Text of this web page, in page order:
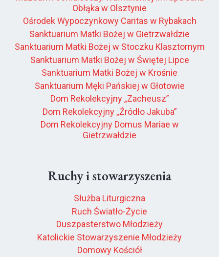
Obłąka w Olsztynie
Ośrodek Wypoczynkowy Caritas w Rybakach
Sanktuarium Matki Bożej w Gietrzwałdzie
Sanktuarium Matki Bożej w Stoczku Klasztornym
Sanktuarium Matki Bożej w Świętej Lipce
Sanktuarium Matki Bożej w Krośnie
Sanktuarium Męki Pańskiej w Głotowie
Dom Rekolekcyjny „Zacheusz”
Dom Rekolekcyjny „Źródło Jakuba”
Dom Rekolekcyjny Domus Mariae w
Gietrzwałdzie
Ruchy i stowarzyszenia
Służba Liturgiczna
Ruch Światło-Życie
Duszpasterstwo Młodzieży
Katolickie Stowarzyszenie Młodzieży
Domowy Kościół